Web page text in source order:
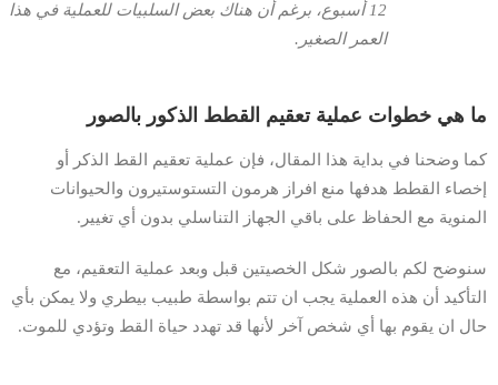
12 أسبوع، برغم أن هناك بعض السلبيات للعملية في هذا
العمر الصغير.
ما هي خطوات عملية تعقيم القطط الذكور بالصور
كما وضحنا في بداية هذا المقال، فإن عملية تعقيم القط الذكر أو
إخصاء القطط هدفها منع افراز هرمون التستوستيرون والحيوانات
المنوية مع الحفاظ على باقي الجهاز التناسلي بدون أي تغيير.
سنوضح لكم بالصور شكل الخصيتين قبل وبعد عملية التعقيم، مع
التأكيد أن هذه العملية يجب ان تتم بواسطة طبيب بيطري ولا يمكن بأي
حال ان يقوم بها أي شخص آخر لأنها قد تهدد حياة القط وتؤدي للموت.